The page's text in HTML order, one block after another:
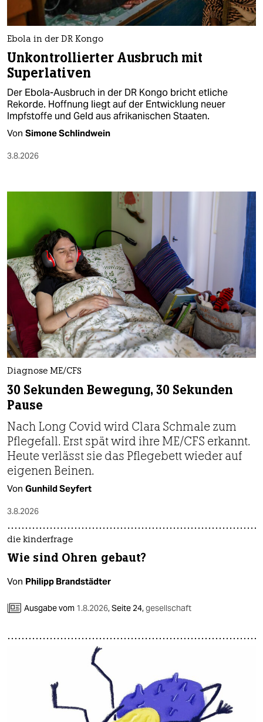
nord
wahrheit
verlag
verlag
veranstaltungen
shop
unterstützen
genossenschaft
epaper login
Ebola in der DR Kongo
Unkontrollierter Ausbruch mit
Superlativen
Der Ebola-Ausbruch in der DR Kongo bricht etliche
Rekorde. Hoffnung liegt auf der Entwicklung neuer
Impfstoffe und Geld aus afrikanischen Staaten.
Von Simone Schlindwein
3.8.2026
Diagnose ME/CFS
30 Sekunden Bewegung, 30 Sekunden
Pause
Nach Long Covid wird Clara Schmale zum
Pflegefall. Erst spät wird ihre ME/CFS erkannt.
Heute verlässt sie das Pflegebett wieder auf
eigenen Beinen.
Von Gunhild Seyfert
3.8.2026
die kinderfrage
Wie sind Ohren gebaut?
Von Philipp Brandstädter
Ausgabe vom 1.8.2026,Seite 24,gesellschaft